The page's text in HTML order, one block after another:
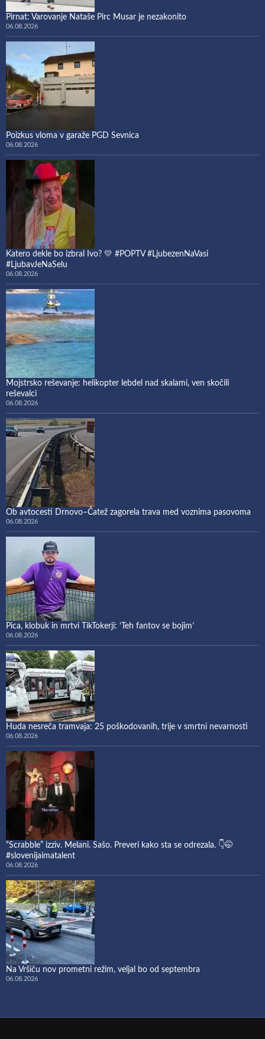
Pirnat: Varovanje Nataše Pirc Musar je nezakonito
06.08.2026
Poizkus vloma v garaže PGD Sevnica
06.08.2026
Katero dekle bo izbral Ivo? 💛 #POPTV #LjubezenNaVasi
#LjubavJeNaSelu
06.08.2026
Mojstrsko reševanje: helikopter lebdel nad skalami, ven skočili
reševalci
06.08.2026
Ob avtocesti Drnovo–Čatež zagorela trava med voznima pasovoma
06.08.2026
Pica, klobuk in mrtvi TikTokerji: ‘Teh fantov se bojim’
06.08.2026
Huda nesreča tramvaja: 25 poškodovanih, trije v smrtni nevarnosti
06.08.2026
“Scrabble” izziv. Melani. Sašo. Preveri kako sta se odrezala. 👇🤭
#slovenijaimatalent
06.08.2026
Na Vršiču nov prometni režim, veljal bo od septembra
06.08.2026